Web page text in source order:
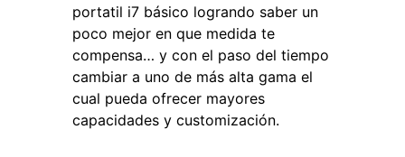
portatil i7 básico logrando saber un
poco mejor en que medida te
compensa… y con el paso del tiempo
cambiar a uno de más alta gama el
cual pueda ofrecer mayores
capacidades y customización.